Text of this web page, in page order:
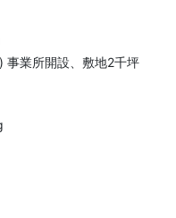
事業所開設、敷地2千坪